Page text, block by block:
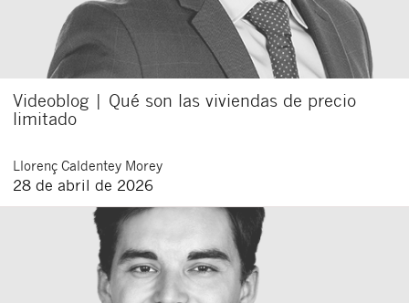
Videoblog | Qué son las viviendas de precio
limitado
Llorenç Caldentey Morey
28 de abril de 2026